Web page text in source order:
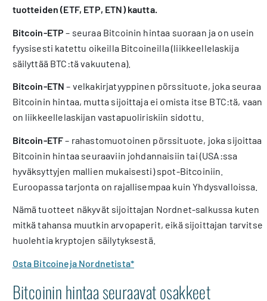
tuotteiden (ETF, ETP, ETN) kautta.
Bitcoin-ETP – seuraa Bitcoinin hintaa suoraan ja on usein
fyysisesti katettu oikeilla Bitcoineilla (liikkeellelaskija
säilyttää BTC:tä vakuutena).
Bitcoin-ETN – velkakirjatyyppinen pörssituote, joka seuraa
Bitcoinin hintaa, mutta sijoittaja ei omista itse BTC:tä, vaan
on liikkeellelaskijan vastapuoliriskiin sidottu.
Bitcoin-ETF– rahastomuotoinen pörssituote, joka sijoittaa
Bitcoinin hintaa seuraaviin johdannaisiin tai (USA:ssa
hyväksyttyjen mallien mukaisesti) spot-Bitcoiniin.
Euroopassa tarjonta on rajallisempaa kuin Yhdysvalloissa.
Nämä tuotteet näkyvät sijoittajan Nordnet-salkussa kuten
mitkä tahansa muutkin arvopaperit, eikä sijoittajan tarvitse
huolehtia kryptojen säilytyksestä.
Osta Bitcoineja Nordnetista*
Bitcoinin hintaa seuraavat osakkeet